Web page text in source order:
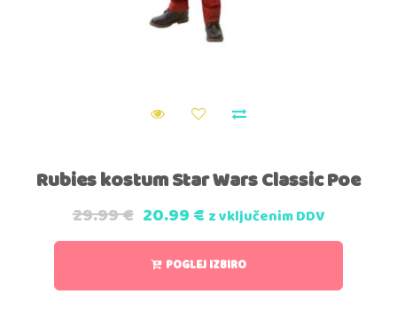
Rubies kostum Star Wars Classic Poe
29.99€ 20.99€ z vključenim DDV
POGLEJ IZBIRO